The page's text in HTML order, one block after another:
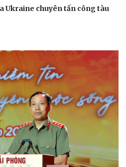
Ukraine chuyên tấn công tàu